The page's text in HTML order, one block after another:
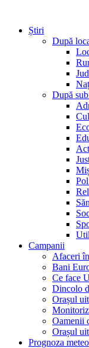
Știri
După
După
Util
Campanii
Afaceri
Bani
Ce face
Dincolo
Orașul
Oamenii
Orașul
Prognoza meteo